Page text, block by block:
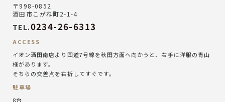
〒998-0852
酒田市こがね町2-1-4
TEL.0234-26-6313
ACCESS
イオン酒田南店より国道7号線を秋田方面へ向かうと、右手に洋服の青山
様があります。
そちらの交差点を右折してすぐです。
駐車場
8台